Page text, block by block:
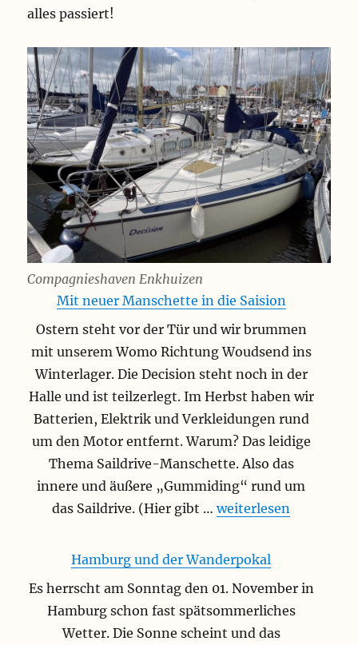
alles passiert!
Compagnieshaven Enkhuizen
Mit neuer Manschette in die Saision
Ostern steht vor der Tür und wir brummen
mit unserem Womo Richtung Woudsend ins
Winterlager. Die Decision steht noch in der
Halle und ist teilzerlegt. Im Herbst haben wir
Batterien, Elektrik und Verkleidungen rund
um den Motor entfernt. Warum? Das leidige
Thema Saildrive-Manschette. Also das
innere und äußere „Gummiding“ rund um
das Saildrive. (Hier gibt …„Mit neuer
weiterlesen
Hamburg und der Wanderpokal
Es herrscht am Sonntag den 01. November in
Hamburg schon fast spätsommerliches
Wetter. Die Sonne scheint und das